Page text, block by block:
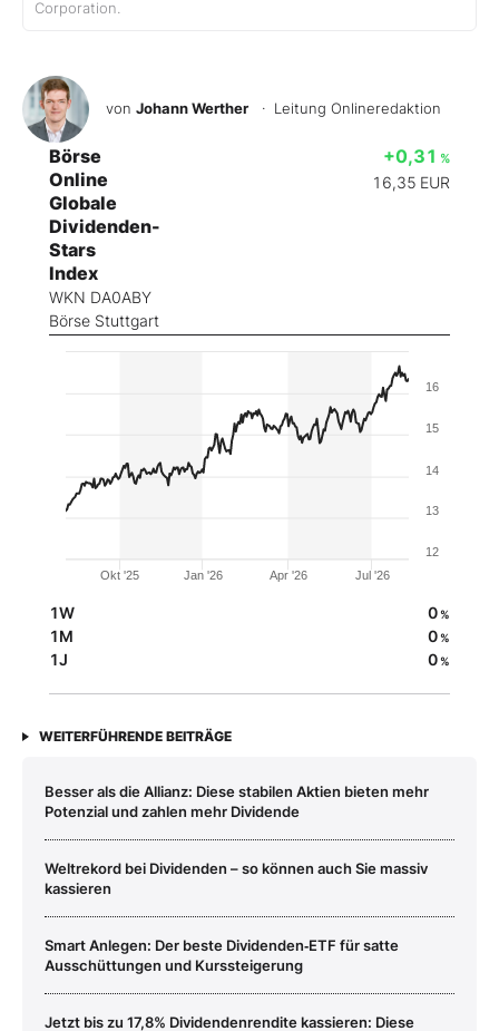
Corporation.
von Johann Werther · Leitung Onlineredaktion
Börse
Online
Globale
Dividenden-
Stars
Index
WKN DA0ABY
Börse Stuttgart
+0,31 %
16,35 EUR
Okt '25 Jan '26 Apr '26 Jul '26
12
13
14
15
16
1W 0%
1M 0%
1J 0%
WEITERFÜHRENDE BEITRÄGE
Besser als die Allianz: Diese stabilen Aktien bieten mehr
Potenzial und zahlen mehr Dividende
Weltrekord bei Dividenden – so können auch Sie massiv
kassieren
Smart Anlegen: Der beste Dividenden‑ETF für satte
Ausschüttungen und Kurssteigerung
Jetzt bis zu 17,8% Dividendenrendite kassieren: Diese